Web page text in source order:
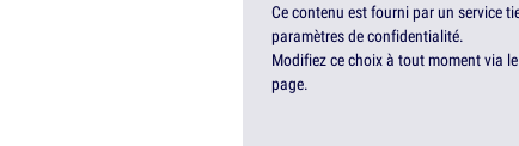
Ce contenu est fourni par un service
paramètres de confidentialité.
Modifiez ce choix à tout moment via
page.